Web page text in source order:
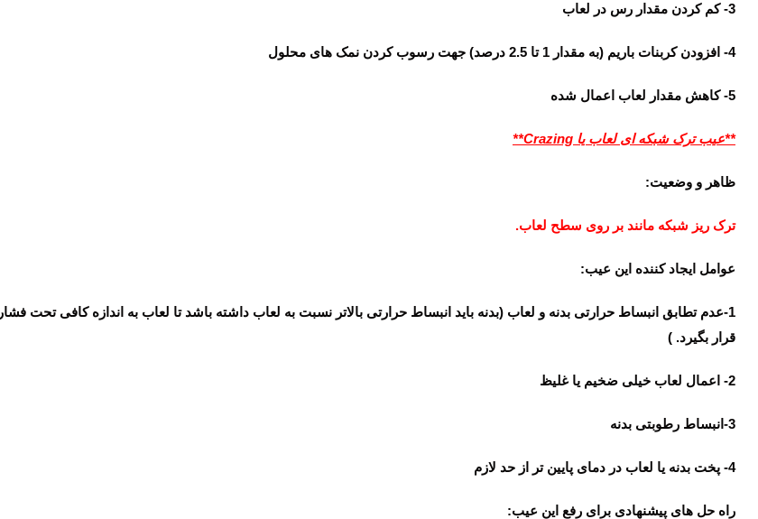
3- کم کردن مقدار رس در لعاب
4- افزودن کربنات باریم (به مقدار 1 تا 2.5 درصد) جهت رسوب کردن نمک های محلول
5- کاهش مقدار لعاب اعمال شده
**عیب ترک شبکه ای لعاب یا Crazing
**
ظاهر و وضعیت:
ترک ریز شبکه مانند بر روی سطح لعاب.
عوامل ایجاد کننده این عیب:
1-عدم تطابق انبساط حرارتی بدنه و لعاب (بدنه باید انبساط حرارتی بالاتر نسبت به لعاب داشته باشد تا لعاب به اندازه کافی تحت فشار
قرار بگیرد. )
2- اعمال لعاب خیلی ضخیم یا غلیظ
3-انبساط رطوبتی بدنه
4- پخت بدنه یا لعاب در دمای پایین تر از حد لازم
راه حل های پیشنهادی برای رفع این عیب: